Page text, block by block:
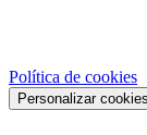
Política de cookies
Personalizar cookies